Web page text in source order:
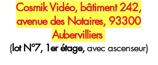
Cosmik Vidéo, bâtiment 242,
avenue des Notaires, 93300
Aubervilliers
(lot N°7, 1er étage,avec ascenseur)